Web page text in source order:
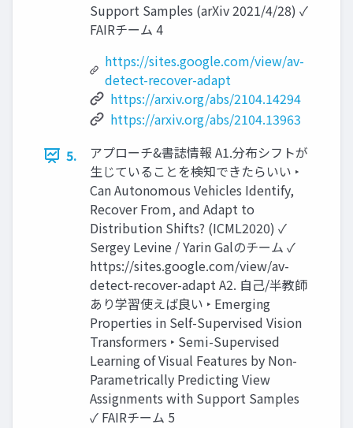
Support Samples (arXiv 2021/4/28) ✓
FAIRチーム 4
https://sites.google.com/view/av-
detect-recover-adapt
https://arxiv.org/abs/2104.14294
https://arxiv.org/abs/2104.13963
5.
アプローチ&書誌情報 A1.分布シフトが
生じていることを検知できたらいい ‣
Can Autonomous Vehicles Identify,
Recover From, and Adapt to
Distribution Shifts? (ICML2020) ✓
Sergey Levine / Yarin Galのチーム ✓
https://sites.google.com/view/av-
detect-recover-adapt A2. 自己/半教師
あり学習使えば良い ‣ Emerging
Properties in Self-Supervised Vision
Transformers ‣ Semi-Supervised
Learning of Visual Features by Non-
Parametrically Predicting View
Assignments with Support Samples
✓ FAIRチーム 5